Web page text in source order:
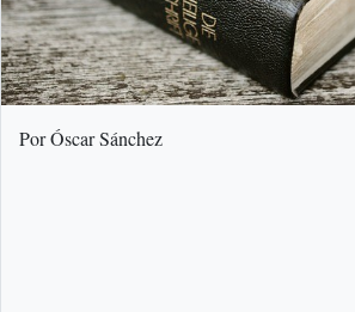
Por Óscar Sánchez